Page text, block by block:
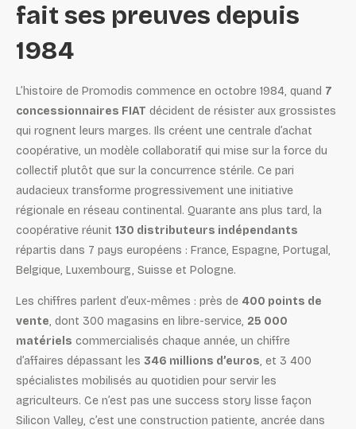
fait ses preuves depuis
1984
L’histoire de Promodis commence en octobre 1984, quand 7
concessionnaires FIAT décident de résister aux grossistes
qui rognent leurs marges. Ils créent une centrale d’achat
coopérative, un modèle collaboratif qui mise sur la force du
collectif plutôt que sur la concurrence stérile. Ce pari
audacieux transforme progressivement une initiative
régionale en réseau continental. Quarante ans plus tard, la
coopérative réunit 130 distributeurs indépendants
répartis dans 7 pays européens : France, Espagne, Portugal,
Belgique, Luxembourg, Suisse et Pologne.
Les chiffres parlent d’eux-mêmes : près de 400 points de
vente, dont 300 magasins en libre-service, 25 000
matériels commercialisés chaque année, un chiffre
d’affaires dépassant les 346 millions d’euros, et 3 400
spécialistes mobilisés au quotidien pour servir les
agriculteurs. Ce n’est pas une success story lisse façon
Silicon Valley, c’est une construction patiente, ancrée dans